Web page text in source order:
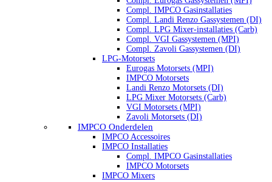
Compl. IMPCO Gasinstallaties
Compl. Landi Renzo Gassystemen (DI)
Compl. LPG Mixer-installaties (Carb)
Compl. VGI Gassystemen (MPI)
Compl. Zavoli Gassystemen (DI)
LPG-Motorsets
Eurogas Motorsets (MPI)
IMPCO Motorsets
Landi Renzo Motorsets (DI)
LPG Mixer Motorsets (Carb)
VGI Motorsets (MPI)
Zavoli Motorsets (DI)
IMPCO Onderdelen
IMPCO Accessoires
IMPCO Installaties
Compl. IMPCO Gasinstallaties
IMPCO Motorsets
IMPCO Mixers